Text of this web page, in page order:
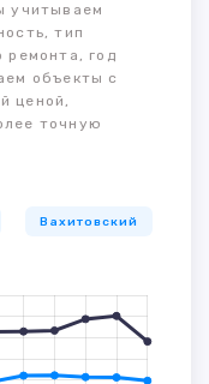
учитываем
тип
ремонта, год
объекты с
ценой,
точную
Вахитовский